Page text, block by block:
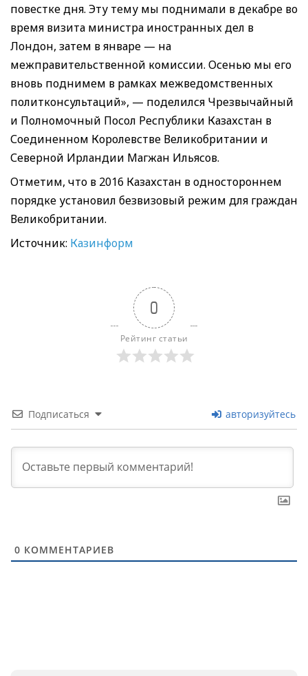
повестке дня. Эту тему мы поднимали в декабре во
время визита министра иностранных дел в
Лондон, затем в январе — на
межправительственной комиссии. Осенью мы его
вновь поднимем в рамках межведомственных
политконсультаций», — поделился Чрезвычайный
и Полномочный Посол Республики Казахстан в
Соединенном Королевстве Великобритании и
Северной Ирландии Магжан Ильясов.
Отметим, что в 2016 Казахстан в одностороннем
порядке установил безвизовый режим для граждан
Великобритании.
Источник: Казинформ
0
Рейтинг статьи
Подписаться авторизуйтесь
0 КОММЕНТАРИЕВ